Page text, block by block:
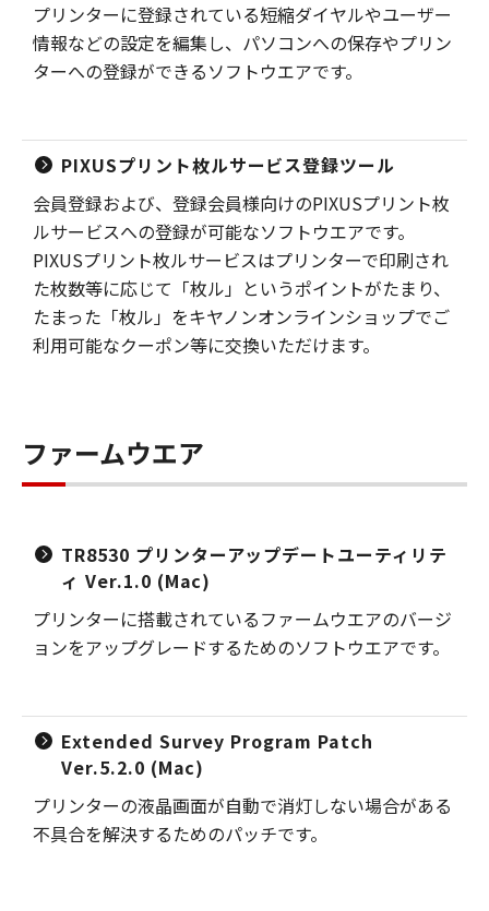
プリンターに登録されている短縮ダイヤルやユーザー
情報などの設定を編集し、パソコンへの保存やプリン
ターへの登録ができるソフトウエアです。
PIXUSプリント枚ルサービス登録ツール
会員登録および、登録会員様向けのPIXUSプリント枚
ルサービスへの登録が可能なソフトウエアです。
PIXUSプリント枚ルサービスはプリンターで印刷され
た枚数等に応じて「枚ル」というポイントがたまり、
たまった「枚ル」をキヤノンオンラインショップでご
利用可能なクーポン等に交換いただけます。
ファームウエア
TR8530 プリンターアップデートユーティリテ
ィ Ver.1.0 (Mac)
プリンターに搭載されているファームウエアのバージ
ョンをアップグレードするためのソフトウエアです。
Extended Survey Program Patch
Ver.5.2.0 (Mac)
プリンターの液晶画面が自動で消灯しない場合がある
不具合を解決するためのパッチです。